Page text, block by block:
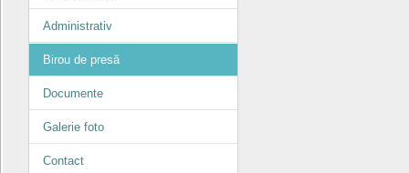
Administrativ
Birou de presă
Documente
Galerie foto
Contact